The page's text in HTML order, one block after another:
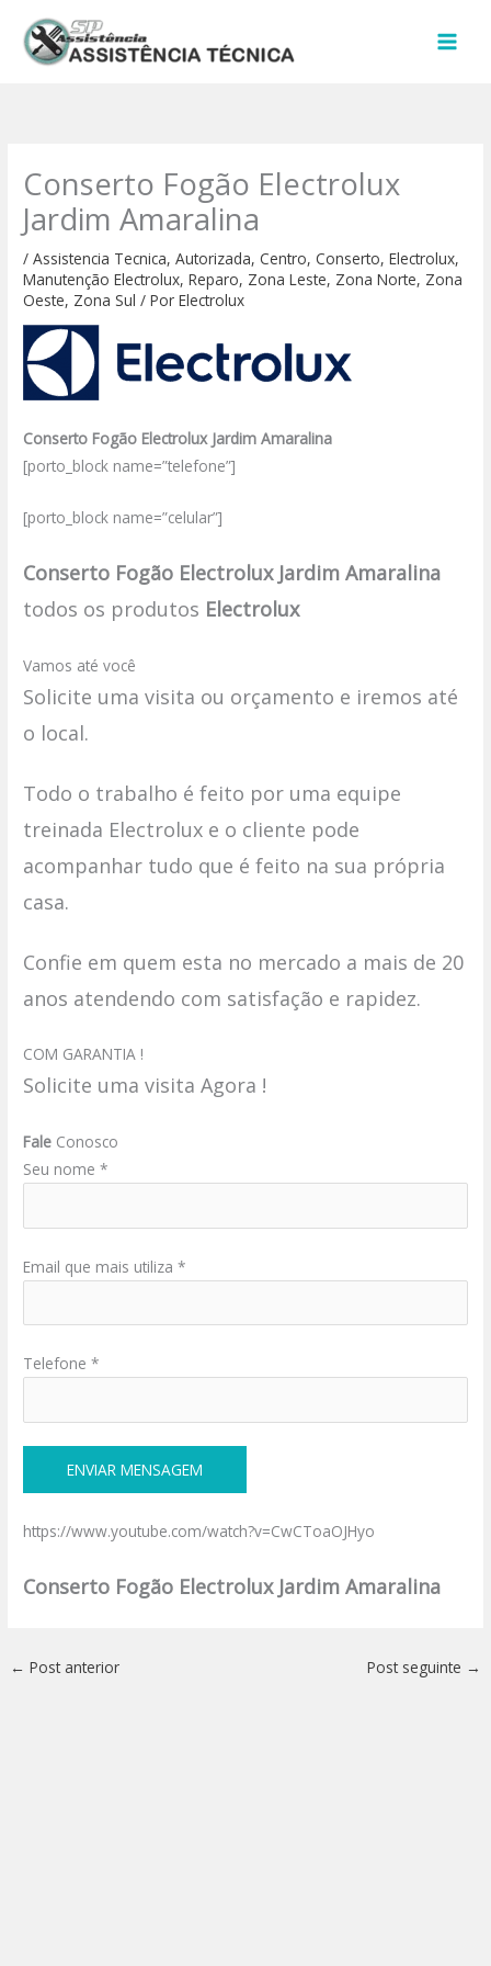
para
Conserto Fogão Electrolux
Jardim Amaralina
/Assistencia Tecnica,Autorizada,Centro,Conserto,Electrolux,
Manutenção Electrolux,Reparo, Zona Leste, Zona Norte, Zona
Oeste, Zona Sul / PorElectrolux
Conserto Fogão Electrolux Jardim Amaralina
[porto_block name=”telefone”]
[porto_block name=”celular”]
Conserto Fogão Electrolux Jardim Amaralina
todos os produtos Electrolux
Vamos até você
Solicite uma visita ou orçamento e iremos até
o local.
Todo o trabalho é feito por uma equipe
treinada Electrolux e o cliente pode
acompanhar tudo que é feito na sua própria
casa.
Confie em quem esta no mercado a mais de 20
anos atendendo com satisfação e rapidez.
COM GARANTIA !
Solicite uma visita Agora !
Fale Conosco
Seu nome *
Email que mais utiliza *
Telefone *
https://www.youtube.com/watch?v=CwCToaOJHyo
Conserto Fogão Electrolux Jardim Amaralina
← Post anterior Post seguinte →